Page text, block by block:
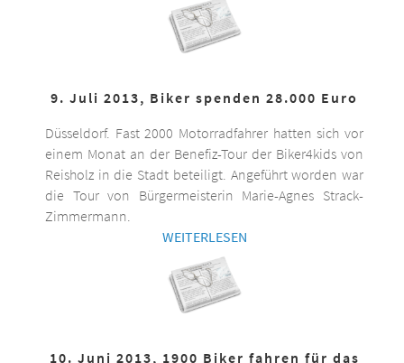
9. Juli 2013, Biker spenden 28.000 Euro
Düsseldorf. Fast 2000 Motorradfahrer hatten sich vor
einem Monat an der Benefiz-Tour der Biker4kids von
Reisholz in die Stadt beteiligt. Angeführt worden war
die Tour von Bürgermeisterin Marie-Agnes Strack-
Zimmermann.
WEITERLESEN
10. Juni 2013, 1900 Biker fahren für das